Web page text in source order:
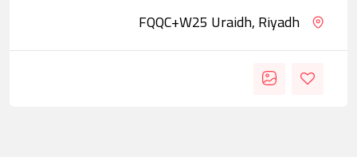
FQQC+W25 Uraidh, Riyadh